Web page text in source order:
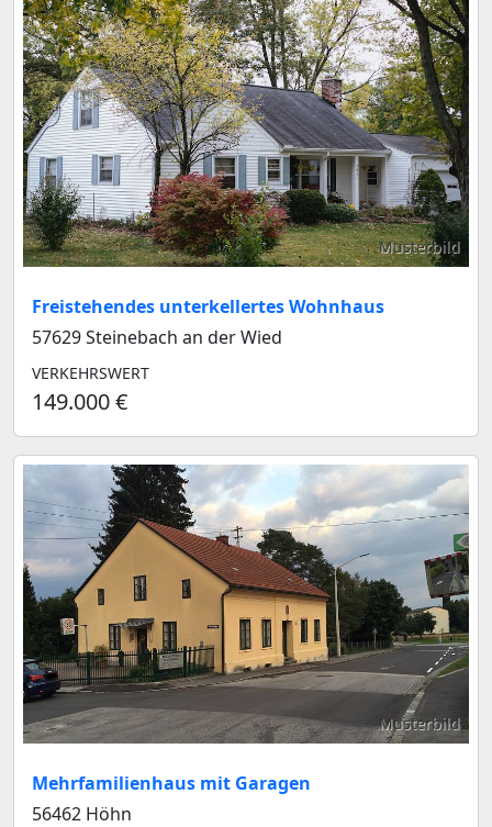
Musterbild
Freistehendes unterkellertes Wohnhaus
57629 Steinebach an der Wied
VERKEHRSWERT
149.000 €
Musterbild
Mehrfamilienhaus mit Garagen
56462 Höhn